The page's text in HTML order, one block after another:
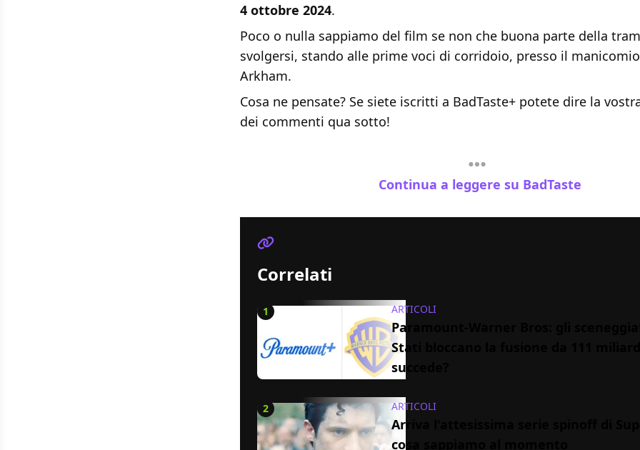
4 ottobre 2024.
Poco o nulla sappiamo del film se non che buona parte della
svolgersi, stando alle prime voci di corridoio, presso il
Arkham.
Cosa ne pensate? Se siete iscritti a BadTaste+ potete dire la
dei commenti qua sotto!
Continua a leggere su BadTaste
Correlati
1 ARTICOLI
Paramount-Warner Bros: gli
Stati bloccano la fusione da 111
succede?
2 ARTICOLI
Arriva l'attesissima serie spinoff di
cosa sappiamo al momento